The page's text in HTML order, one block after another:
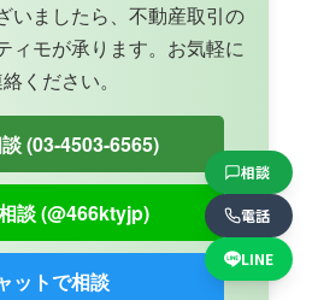
相談
電話
LINE
いましたら、不動産取引の
ィモが承ります。お気軽に
ください。
(03-4503-6565)
談 (@466ktyjp)
ットで相談